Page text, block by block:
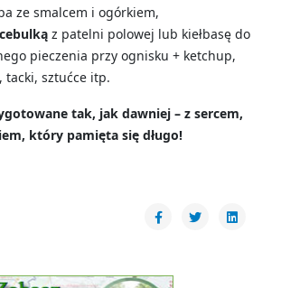
ze smalcem i ogórkiem,
z patelni polowej lub kiełbasę do
pieczenia przy ognisku + ketchup,
tacki, sztućce itp.
tak, jak dawniej – z sercem,
który pamięta się długo!